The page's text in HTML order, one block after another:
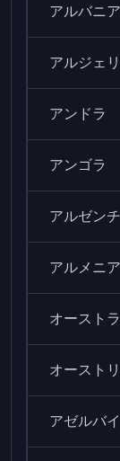
アルバニア
アルジェ
アンドラ
アンゴラ
アルゼン
アルメニア
オースト
オースト
アゼルバ